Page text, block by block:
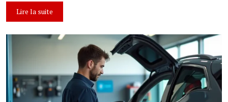
Lire la suite